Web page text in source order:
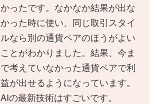
かったです。なかなか結果が出な
かった時に使い、同じ取引スタイ
ルなら別の通貨ペアのほうがよい
ことがわかりました。結果、今ま
で考えていなかった通貨ペアで利
益が出せるようになっています。
AIの最新技術はすごいです。